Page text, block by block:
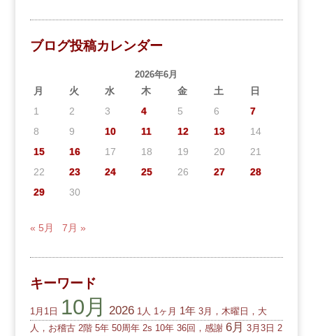
ブログ投稿カレンダー
2026年6月
月 火 水 木 金 土
日
1
2 3 4 5 6
7
8
9 10 11 12 13
14
15
16 17 18 19 20
21
22
23 24 25 26 27
28
29
30
« 5月 7月 »
キーワード
1月1日 10月 2026 1人 1ヶ月 1年 3月，木曜日，大
人，お稽古 2階 5年 50周年 2s 10年 36回，感謝 6月 3月3日 2